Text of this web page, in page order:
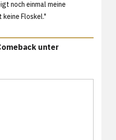
noch einmal meine
Floskel."
unter